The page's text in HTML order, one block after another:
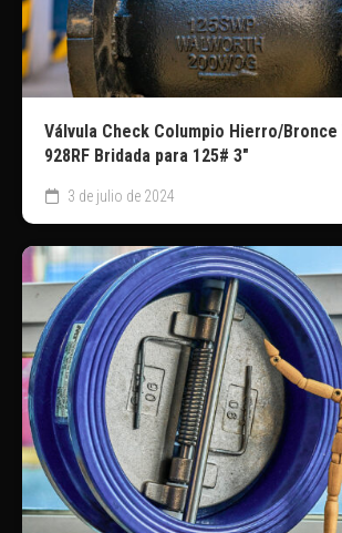
Válvula Check Columpio Hierro/
928RF Bridada para 125# 3″
3 de julio de 2024